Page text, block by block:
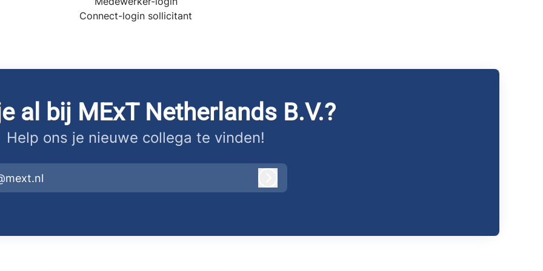
Connect-login sollicitant
al bij MExT Netherlands B.V.?
Help ons je nieuwe collega te vinden!